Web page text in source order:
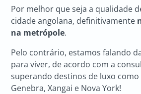
Por melhor que seja a qualidade
cidade angolana, definitivamente
na metrópole.
Pelo contrário, estamos falando
para viver, de acordo com a
superando destinos de luxo como
Genebra, Xangai e Nova York!